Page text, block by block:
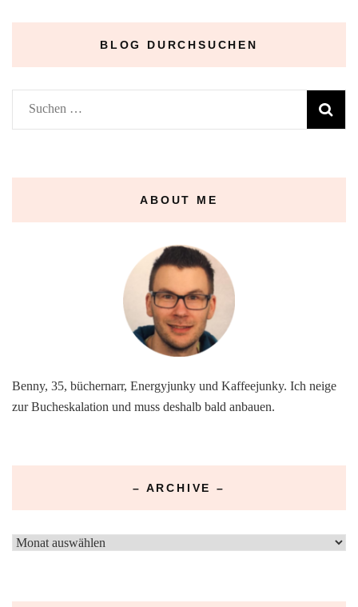
BLOG DURCHSUCHEN
Suchen
nach:
ABOUT ME
Benny, 35, büchernarr, Energyjunky und Kaffeejunky. Ich neige
zur Bucheskalation und muss deshalb bald anbauen.
– ARCHIVE –
–